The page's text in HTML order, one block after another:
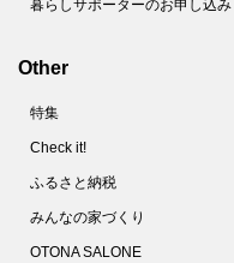
暮らしサポーターのお申し込み
Other
特集
Check it!
ふるさと納税
みんなの家づくり
OTONA SALONE